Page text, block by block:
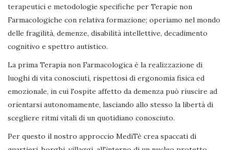
terapeutici e metodologie specifiche per Terapie non
Farmacologiche con relativa formazione; operiamo nel mondo
delle fragilità, demenze, disabilità intellettive, decadimento
cognitivo e spettro autistico.
La prima Terapia non Farmacologica è la realizzazione di
luoghi di vita conosciuti, rispettosi di ergonomia fisica ed
emozionale, in cui l'ospite affetto da demenza può riuscire ad
orientarsi autonomamente, lasciando allo stesso la libertà di
scegliere ritmi vitali di un quotidiano conosciuto.
Per questo il nostro approccio MediTè crea spaccati di